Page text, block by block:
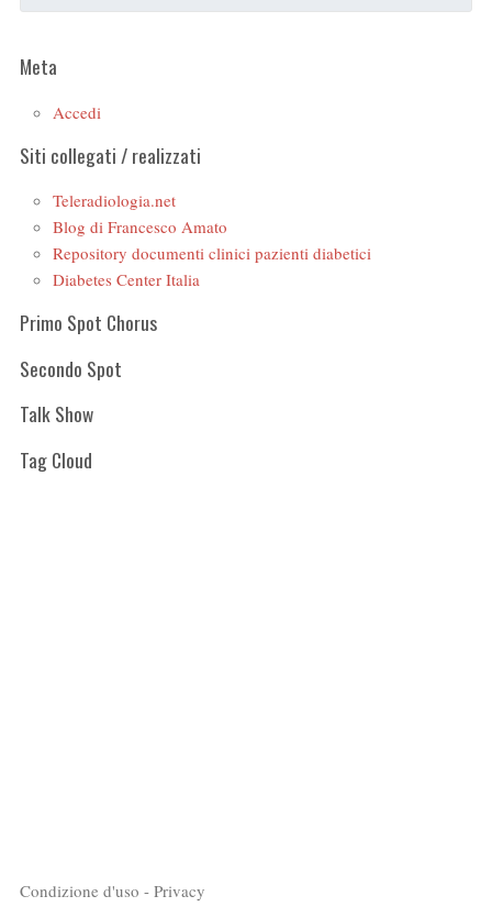
Meta
Accedi
Siti collegati / realizzati
Teleradiologia.net
Blog di Francesco Amato
Repository documenti clinici pazienti diabetici
Diabetes Center Italia
Primo Spot Chorus
Secondo Spot
Talk Show
Tag Cloud
Condizione d'uso - Privacy